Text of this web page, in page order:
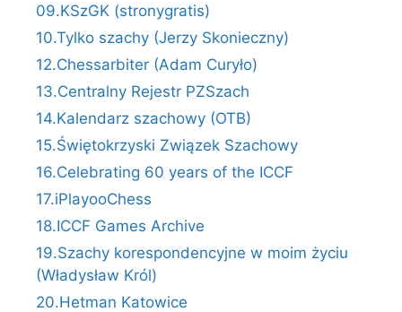
09.KSzGK (stronygratis)
10.Tylko szachy (Jerzy Skonieczny)
12.Chessarbiter (Adam Curyło)
13.Centralny Rejestr PZSzach
14.Kalendarz szachowy (OTB)
15.Świętokrzyski Związek Szachowy
16.Celebrating 60 years of the ICCF
17.iPlayooChess
18.ICCF Games Archive
19.Szachy korespondencyjne w moim życiu
(Władysław Król)
20.Hetman Katowice